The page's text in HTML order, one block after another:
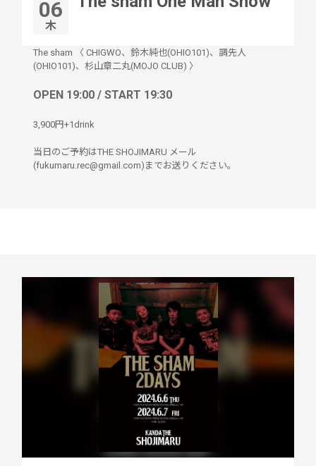
06
木
The sham 〈 CHIGWO、鈴木純也(OHIO101)、調先人
(OHIO101)、杉山章二丸(MOJO CLUB) 〉
OPEN 19:00 / START 19:30
3,900円+1drink
当日のご予約はTHE SHOJIMARU メール
(fukumaru.rec@gmail.com)までお送りください。